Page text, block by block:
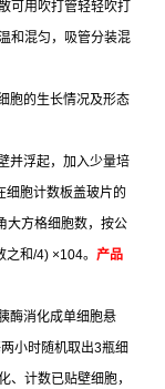
可用吹打管轻轻吹打
和混匀，吸管分装混
胞的生长情况及形态
并浮起，加入少量培
细胞计数板盖玻片的
大方格细胞数，按公
之和/4) ×104。 产品
酶消化成单细胞悬
小时随机取出3瓶细
、计数已贴壁细胞，